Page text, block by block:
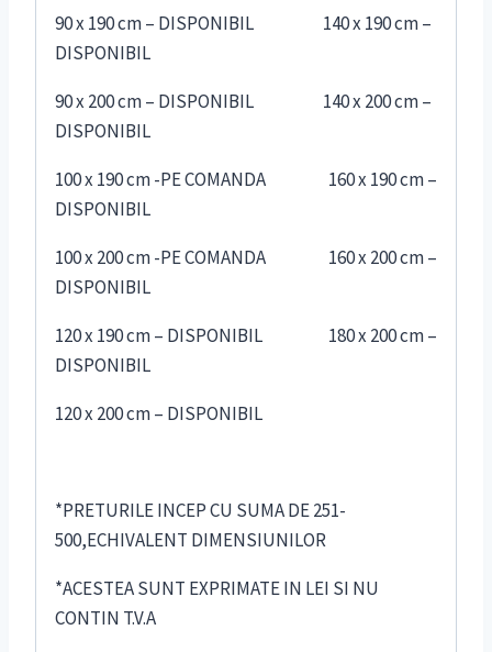
90 x 190 cm – DISPONIBIL 140 x 190 cm –
DISPONIBIL
90 x 200 cm – DISPONIBIL 140 x 200 cm –
DISPONIBIL
100 x 190 cm -PE COMANDA 160 x 190 cm –
DISPONIBIL
100 x 200 cm -PE COMANDA 160 x 200 cm –
DISPONIBIL
120 x 190 cm – DISPONIBIL 180 x 200 cm –
DISPONIBIL
120 x 200 cm – DISPONIBIL
*PRETURILE INCEP CU SUMA DE 251-
500,ECHIVALENT DIMENSIUNILOR
*ACESTEA SUNT EXPRIMATE IN LEI SI NU
CONTIN T.V.A